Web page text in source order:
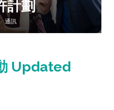
計劃
通訊
Updated